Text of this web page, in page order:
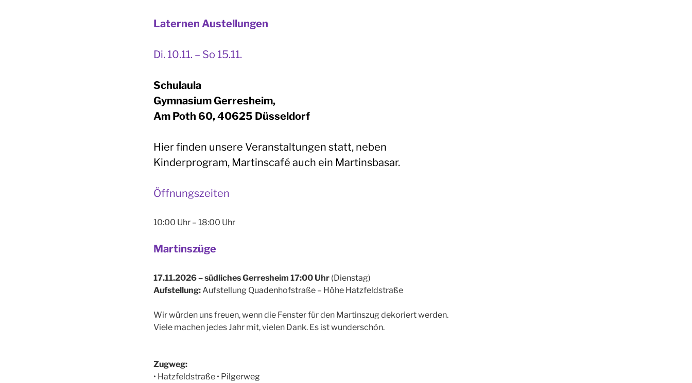
Laternen­ Austellungen
Di. 10.11. – So 15.11.
Schulaula
Gymnasium Gerresheim,
Am Poth 60, 40625 Düsseldorf
Hier finden unsere Veranstaltungen statt, neben
Kinderprogram, Martinscafé auch ein Martinsbasar.
Öffnungszeiten
10:00 Uhr – 18:00 Uhr
Martinszüge
17.11.2026 – südliches Gerresheim 17:00 Uhr(Dienstag)
Aufstellung:Aufstellung Quadenhofstraße – Höhe Hatzfeldstraße
Wir würden uns freuen, wenn die Fenster für den Martinszug dekoriert werden.
Viele machen jedes Jahr mit, vielen Dank. Es ist wunderschön.
Zugweg:
• Hatzfeldstraße • Pilgerweg